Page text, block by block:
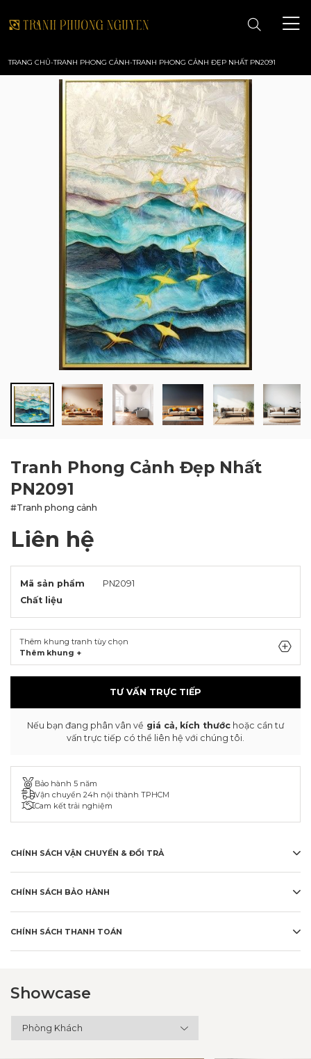
TRANG CHỦ
GIỚI THIỆU
TRANH PHONG CẢNH
TRANH PHONG THỦY
TRANH HOA
TRANH SƠN DẦU
TRANG CHỦ-TRANH PHONG CẢNH-TRANH PHONG CẢNH ĐẸP NHẤT PN2091
Tranh Phong Cảnh Đẹp Nhất
PN2091
#Tranh phong cảnh
Liên hệ
Mã sản phẩm
PN2091
Chất liệu
Thêm khung tranh tùy chọn
Thêm khung +
TƯ VẤN TRỰC TIẾP
Nếu bạn đang phân vân về giá cả, kích thước hoặc cần tư
vấn trực tiếp có thể liên hệ với chúng tôi.
Bảo hành 5 năm
Vận chuyển 24h nội thành TPHCM
Cam kết trải nghiệm
CHÍNH SÁCH VẬN CHUYỂN & ĐỔI TRẢ
CHÍNH SÁCH BẢO HÀNH
CHÍNH SÁCH THANH TOÁN
Showcase